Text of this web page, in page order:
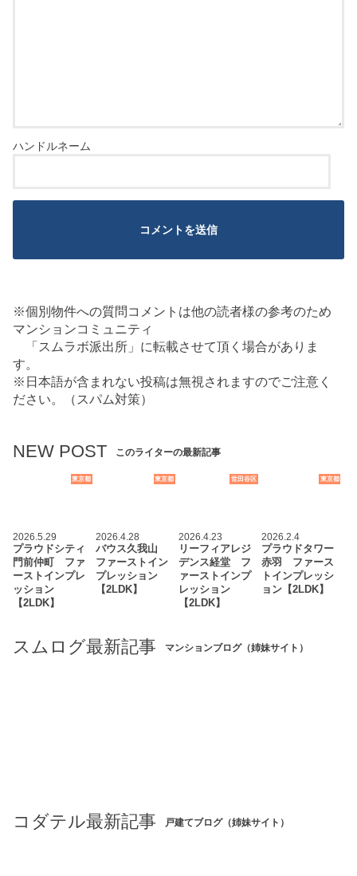
※個別物件への質問コメントは他の読者様の参考のため
マンションコミュニティ
「スムラボ派出所」に転載させて頂く場合がありま
す。
※日本語が含まれない投稿は無視されますのでご注意く
ださい。（スパム対策）
NEW POST このライターの最新記事
東京都
2026.5.29
プラウドシティ
門前仲町 ファ
ーストインプレ
ッション
【2LDK】
東京都
2026.4.28
バウス久我山
ファーストイン
プレッション
【2LDK】
世田谷区
2026.4.23
リーフィアレジ
デンス経堂 フ
ァーストインプ
レッション
【2LDK】
東京都
2026.2.4
プラウドタワー
赤羽 ファース
トインプレッシ
ョン【2LDK】
スムログ最新記事 マンションブログ（姉妹サイト）
コダテル最新記事 戸建てブログ（姉妹サイト）